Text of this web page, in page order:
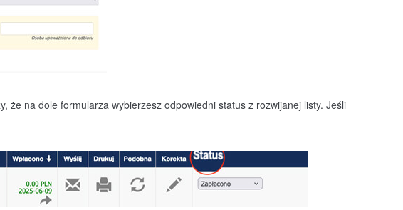
że na dole formularza wybierzesz odpowiedni status z rozwijanej listy. Jeśli